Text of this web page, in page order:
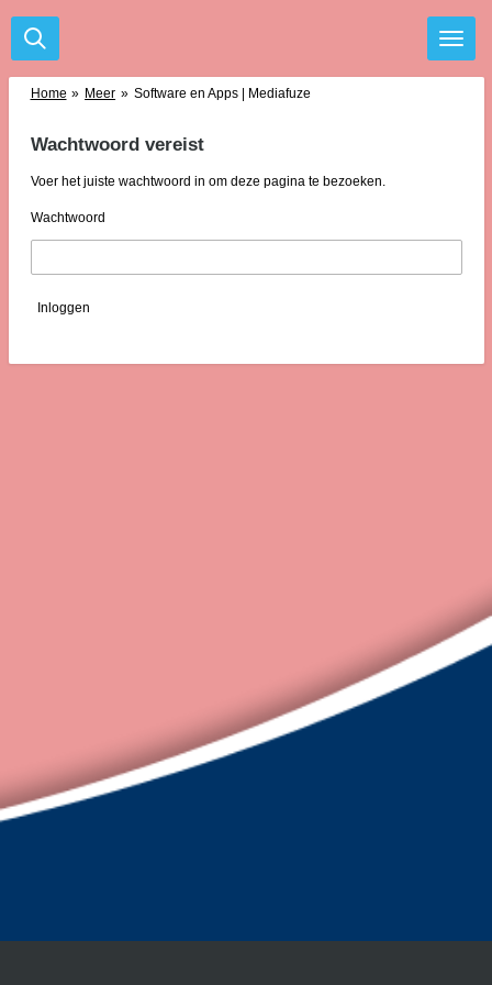
Ga
direct
Home » Meer » Software en Apps | Mediafuze
Wachtwoord vereist
Voer het juiste wachtwoord in om deze pagina te bezoeken.
Wachtwoord
Inloggen